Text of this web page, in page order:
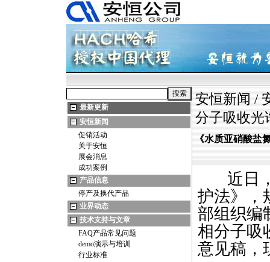
最新更新
安恒新闻
促销活动
关于安恒
展会消息
成功案例
产品信息
停产及换代产品
业界动态
技术支持与文章
FAQ产品常见问题
demo演示与培训
行业标准
安恒新闻 /
分子吸收光
《水质亚硝酸盐
近日，
护法》，
部组织编
相分子吸
意见稿，